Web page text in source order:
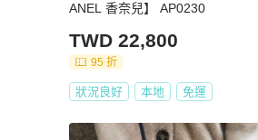
ANEL 香奈兒】 AP0230
TWD 22,800
95 折
狀況良好 本地 免運